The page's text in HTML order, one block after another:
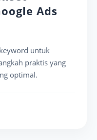
Ads
untuk
praktis yang
optimal.